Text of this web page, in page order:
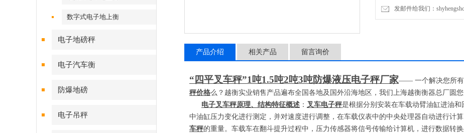
数字式电子地上衡
电子地磅秤
电子汽车衡
防爆地磅
电子吊秤
发邮件给我们：
产品介绍 相关产品 留言询价
“四平叉车秤”1 吨1.5吨2吨3吨防爆液压电子秤厂家—— 一个解决您所
秤价格么？越衡实业销售产品遍布全国各地及国外沿海地区，我们上海越衡衡器总厂圆您
电子叉车秤原理、结构特征概述 ： 叉车电子秤是根据分别安装在车载动臂油缸进油和
中油缸压力变化进行测定，并对速度进行调整，在车载仪表中的中央处理器自动进行计
车秤的重量。车载车在翻斗提升过程中，压力传感器将信号传输给计算机，进行数据转